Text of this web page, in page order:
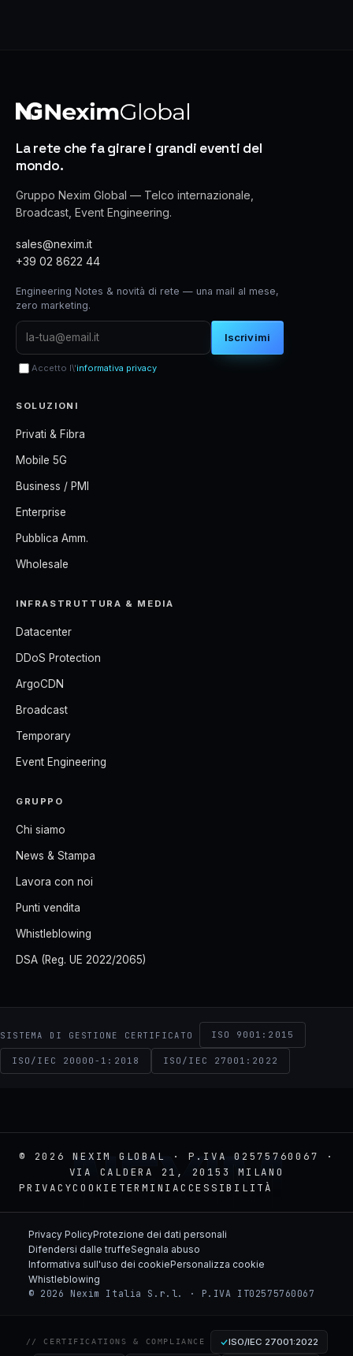
La rete che fa girare i grandi eventi del
mondo.
Gruppo Nexim Global — Telco internazionale,
Broadcast, Event Engineering.
sales@nexim.it
+39 02 8622 44
Engineering Notes & novità di rete — una mail al mese,
zero marketing.
Iscrivimi
Accetto l\'informativa privacy
SOLUZIONI
Privati & Fibra
Mobile 5G
Business / PMI
Enterprise
Pubblica Amm.
Wholesale
INFRASTRUTTURA & MEDIA
Datacenter
DDoS Protection
ArgoCDN
Broadcast
Temporary
Event Engineering
GRUPPO
Chi siamo
News & Stampa
Lavora con noi
Punti vendita
Whistleblowing
DSA (Reg. UE 2022/2065)
SISTEMA DI GESTIONE CERTIFICATO ISO 9001:2015
ISO/IEC 20000-1:2018 ISO/IEC 27001:2022
© 2026 NEXIM GLOBAL · P.IVA 02575760067 ·
VIA CALDERA 21, 20153 MILANO
PRIVACYCOOKIE TERMINI ACCESSIBILITÀ
NEXIM
Privacy PolicyProtezione dei dati personali
Difendersi dalle truffeSegnala abuso
Informativa sull'uso dei cookiePersonalizza cookie
Whistleblowing
© 2026 Nexim Italia S.r.l. · P.IVA IT02575760067
// CERTIFICATIONS & COMPLIANCE ISO/IEC 27001:2022